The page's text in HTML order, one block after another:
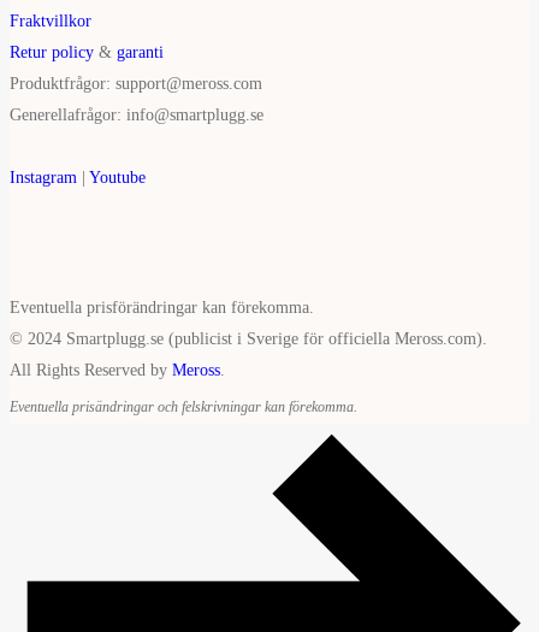
Fraktvillkor
Retur policy & garanti
Produktfrågor: support@meross.com
Generellafrågor: info@smartplugg.se
Instagram Youtube
Eventuella prisförändringar kan förekomma.
© 2024 Smartplugg.se (publicist i Sverige för officiella Meross.com).
All Rights Reserved by Meross
Eventuella prisändringar och felskrivningar kan förekomma.